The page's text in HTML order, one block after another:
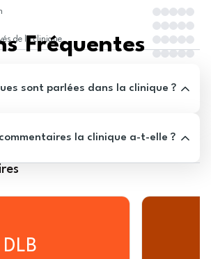
de la clinique
Fréquentes
sont parlées dans la clinique ?
la clinique a-t-elle ?
DLB